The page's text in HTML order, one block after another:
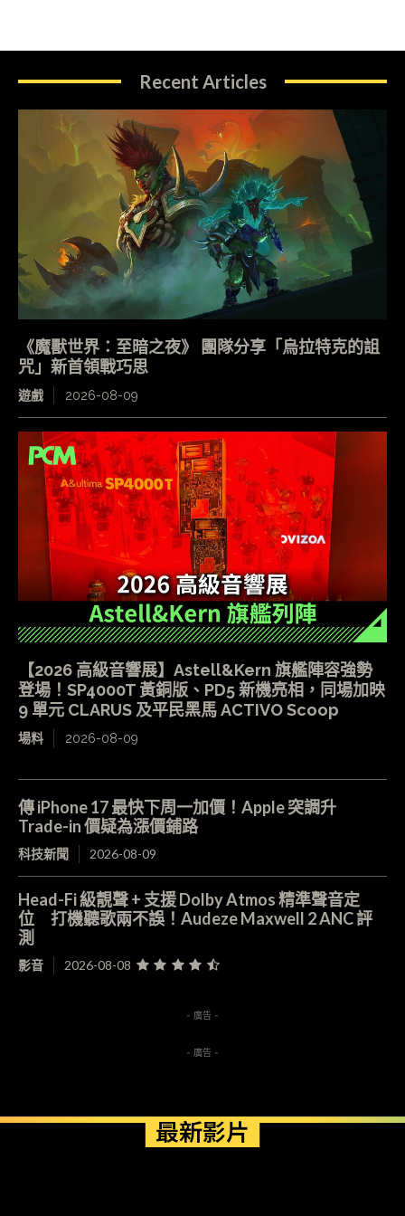
Recent Articles
《魔獸世界：至暗之夜》 團隊分享「烏拉特克的詛
咒」新首領戰巧思
遊戲 2026-08-09
【2026 高級音響展】Astell&Kern 旗艦陣容強勢
登場！SP4000T 黃銅版、PD5 新機亮相，同場加映
9 單元 CLARUS 及平民黑馬 ACTIVO Scoop
場料 2026-08-09
傳 iPhone 17 最快下周一加價！Apple 突調升
Trade-in 價疑為漲價鋪路
科技新聞 2026-08-09
Head-Fi 級靚聲 + 支援 Dolby Atmos 精準聲音定
位 打機聽歌兩不誤！Audeze Maxwell 2 ANC 評
測
影音 2026-08-08
- 廣告 -
- 廣告 -
最新影片